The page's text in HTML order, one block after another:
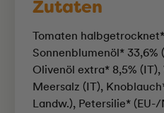
Zutaten
Tomaten
Sonnenblumenöl* 33,6%
Olivenöl extra* 8,5% (IT),
Meersalz (IT),
Landw.), Petersilie*